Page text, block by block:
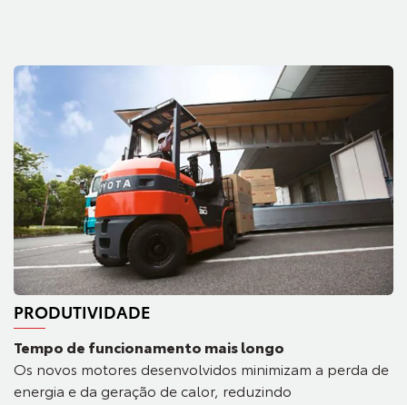
PRODUTIVIDADE
Tempo de funcionamento mais longo
Os novos motores desenvolvidos minimizam a perda de
energia e da geração de calor, reduzindo